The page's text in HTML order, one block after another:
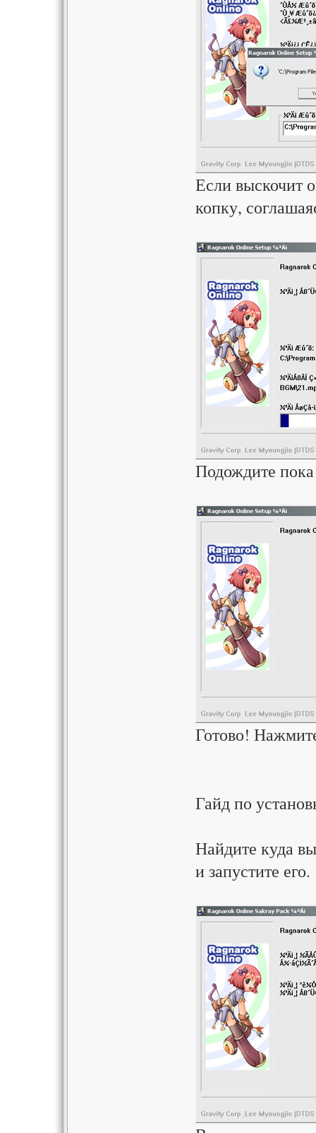
Если выскочит
копку,
Подождите пока
Готово!
Гайд по
Найдите куда
и запустите его.